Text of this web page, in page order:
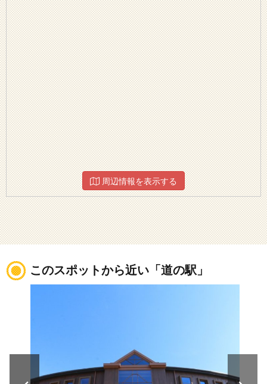
周辺情報を表示する
このスポットから近い「道の駅」